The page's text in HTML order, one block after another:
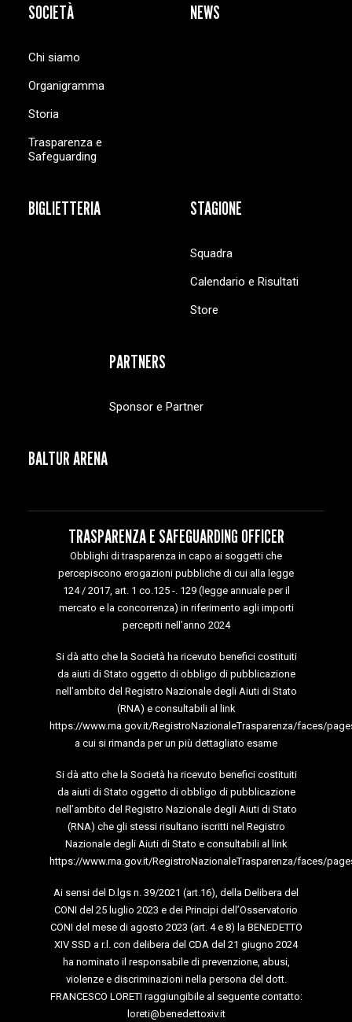
SOCIETÀ
Chi siamo
Organigramma
Storia
Trasparenza e
Safeguarding
NEWS
BIGLIETTERIA STAGIONE
Squadra
Calendario e Risultati
Store
PARTNERS
Sponsor e Partner
BALTUR ARENA
TRASPARENZA E SAFEGUARDING OFFICER
Obblighi di trasparenza in capo ai soggetti che
percepiscono erogazioni pubbliche di cui alla legge
124 / 2017, art. 1 co.125 -. 129 (legge annuale per il
mercato e la concorrenza) in riferimento agli importi
percepiti nell’anno 2024
Si dà atto che la Società ha ricevuto benefici costituiti
da aiuti di Stato oggetto di obbligo di pubblicazione
nell’ambito del Registro Nazionale degli Aiuti di Stato
(RNA) e consultabili al link
https://www.rna.gov.it/RegistroNazionaleTrasparenza/faces/
a cui si rimanda per un più dettagliato esame
Si dà atto che la Società ha ricevuto benefici costituiti
da aiuti di Stato oggetto di obbligo di pubblicazione
nell’ambito del Registro Nazionale degli Aiuti di Stato
(RNA) che gli stessi risultano iscritti nel Registro
Nazionale degli Aiuti di Stato e consultabili al link
https://www.rna.gov.it/RegistroNazionaleTrasparenza/faces/
Ai sensi del D.lgs n. 39/2021 (art.16), della Delibera del
CONI del 25 luglio 2023 e dei Principi dell’Osservatorio
CONI del mese di agosto 2023 (art. 4 e 8) la BENEDETTO
XIV SSD a r.l. con delibera del CDA del 21 giugno 2024
ha nominato il responsabile di prevenzione, abusi,
violenze e discriminazioni nella persona del dott.
FRANCESCO LORETI raggiungibile al seguente contatto:
loreti@benedettoxiv.it